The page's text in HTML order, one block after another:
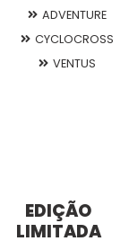
ADVENTURE
CYCLOCROSS
VENTUS
EDIÇÃO
LIMITADA